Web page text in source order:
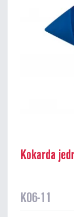
Kokarda
K06-11